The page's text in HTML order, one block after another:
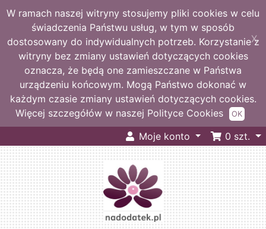
W ramach naszej witryny stosujemy pliki cookies w celu
świadczenia Państwu usług, w tym w sposób
dostosowany do indywidualnych potrzeb. Korzystanie z
witryny bez zmiany ustawień dotyczących cookies
oznacza, że będą one zamieszczane w Państwa
urządzeniu końcowym. Mogą Państwo dokonać w
każdym czasie zmiany ustawień dotyczących cookies.
Więcej szczegółów w naszej Polityce Cookies
X
OK
Moje konto 0 szt.